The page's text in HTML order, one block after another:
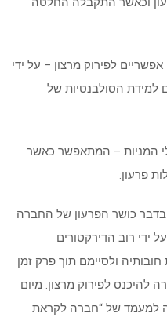
לפירוק מרצון – על ידי
למידת הסולבנטיות של
המניות – המתאפשר כאשר
פרעון:
כושר הפרעון של החברה
ידי רוב הדירקטורים
ולסיימם תוך פרק זמן
לפירוק מרצון. מיום
למעמד של “חברה לקראת